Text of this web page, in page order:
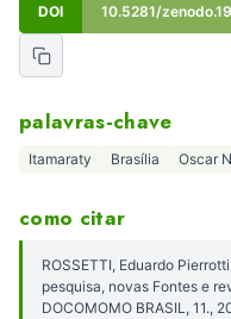
DOI 10.5281/
palavras-chave
Itamaraty Brasília Oscar
como citar
ROSSETTI, Eduardo
pesquisa, novas Fontes e
DOCOMOMO BRASIL, 11.,